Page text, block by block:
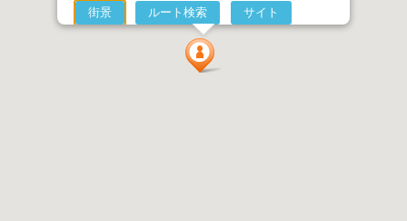
街景 ルート検索 サイト